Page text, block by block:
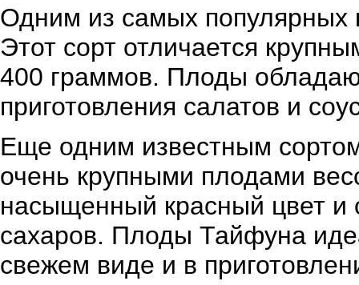
Одним из самых популярных
Этот сорт отличается
400 граммов. Плоды
приготовления салатов и
Еще одним известным
очень крупными плодами
насыщенный красный цвет и
сахаров. Плоды Тайфуна
свежем виде и в